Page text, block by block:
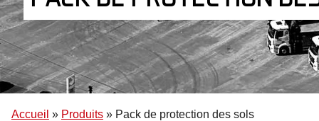
Accueil » Produits » Pack de protection des sols